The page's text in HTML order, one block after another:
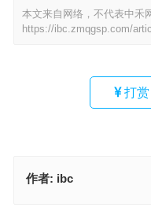
本文来自网络，不代表中禾
https://ibc.zmqgsp.com/
打赏
作者: ibc